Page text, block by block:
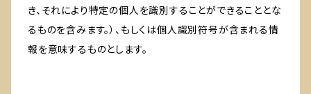
き、それにより特定の個人を識別することができることとな
るものを含みます。）、もしくは個人識別符号が含まれる情
報を意味するものとします。